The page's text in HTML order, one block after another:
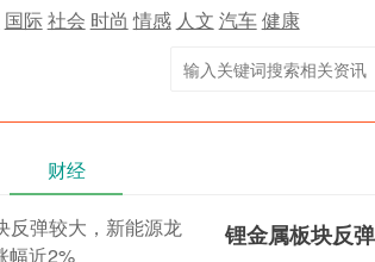
国际社会 时尚 情感 人文 汽车健康
财经
锂金属板块反